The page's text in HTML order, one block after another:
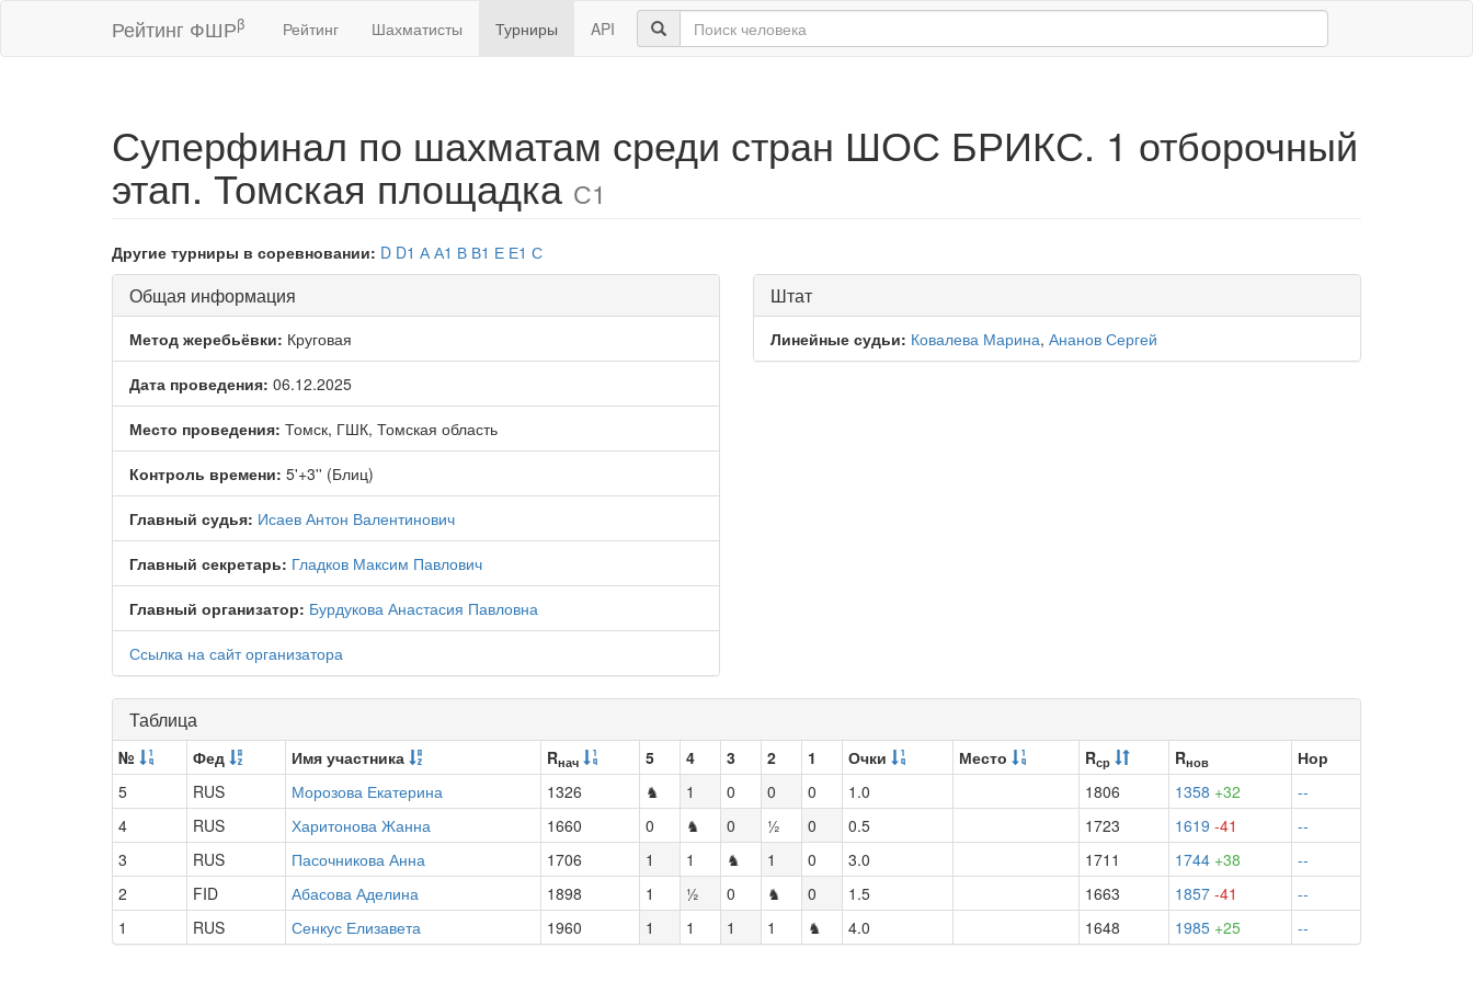
Рейтинг ФШРβ Рейтинг Шахматисты Турниры API
Суперфинал по шахматам среди стран ШОС БРИКС. 1 отборочный
этап. Томская площадка С1
Другие турниры в соревновании: D D1 А А1 В В1 Е Е1 С
Общая информация
Метод жеребьёвки: Круговая
Дата проведения: 06.12.2025
Место проведения: Томск, ГШК, Томская область
Контроль времени: 5'+3'' (Блиц)
Главный судья: Исаев Антон Валентинович
Главный секретарь: Гладков Максим Павлович
Главный организатор: Бурдукова Анастасия Павловна
Ссылка на сайт организатора
Штат
Линейные судьи: Ковалева Марина, Ананов Сергей
Таблица
№ Фед Имя участника Rнач 5 4 3 2 1 Очки Место Rср Rнов
Нор
5
RUS Морозова Екатерина 1326 ♞ 1 0 0 0 1.0 1806 1358 +32
--
4
RUS Харитонова Жанна 1660 0 ♞ 0 ½ 0 0.5 1723 1619 -41
--
3
RUS Пасочникова Анна 1706 1 1 ♞ 1 0 3.0 1711 1744 +38
--
2
FID Абасова Аделина 1898 1 ½ 0 ♞ 0 1.5 1663 1857 -41
--
1
RUS Сенкус Елизавета 1960 1 1 1 1 ♞ 4.0 1648 1985 +25 --